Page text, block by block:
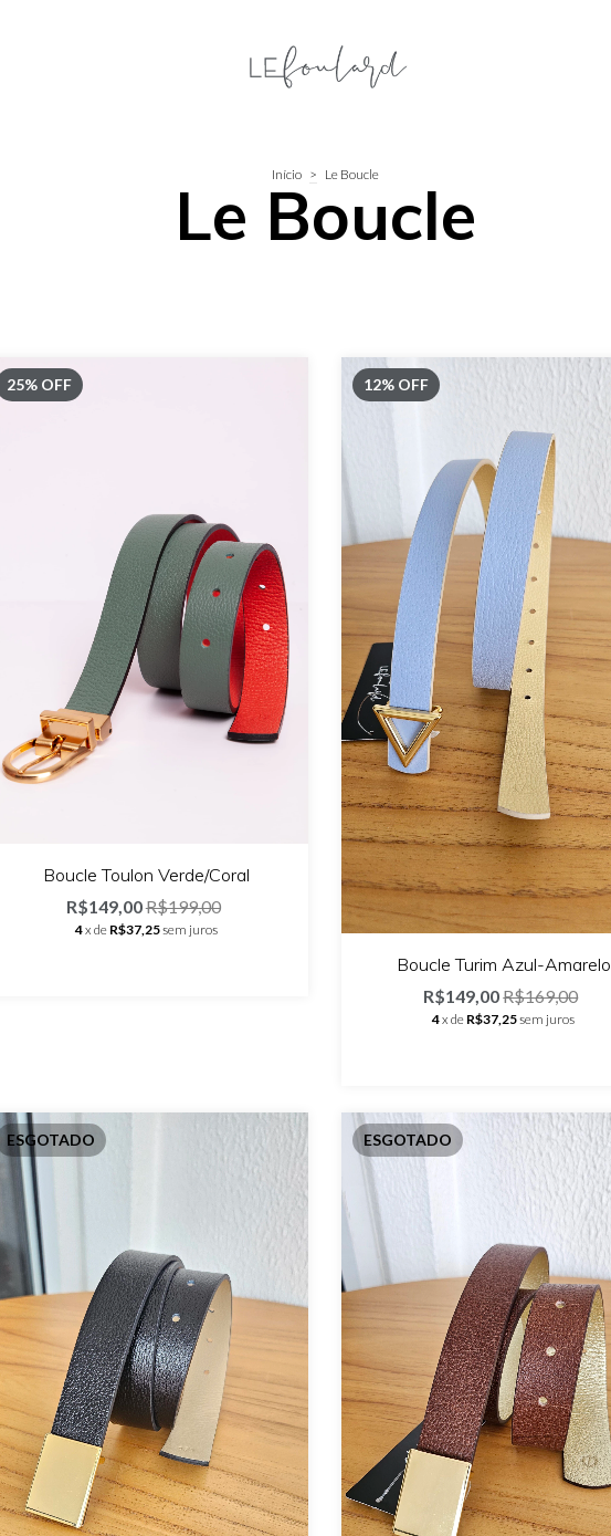
Início > Le Boucle
Le Boucle
25% OFF
Boucle Toulon Verde/Coral
R$149,00R$199,00
4x de R$37,25sem juros
12% OFF
Boucle Turim Azul-Amarelo
R$149,00R$169,00
4x de R$37,25sem juros
ESGOTADO ESGOTADO